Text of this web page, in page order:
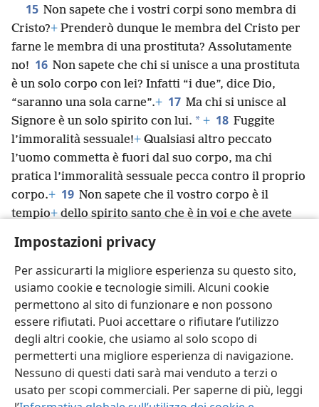
Impostazioni privacy
Per assicurarti la migliore esperienza su questo sito,
usiamo cookie e tecnologie simili. Alcuni cookie
permettono al sito di funzionare e non possono
essere rifiutati. Puoi accettare o rifiutare l’utilizzo
degli altri cookie, che usiamo al solo scopo di
permetterti una migliore esperienza di navigazione.
Nessuno di questi dati sarà mai venduto a terzi o
usato per scopi commerciali. Per saperne di più, leggi
15 Non sapete che i vostri corpi sono membra di
Cristo?+ Prenderò dunque le membra del Cristo per
farne le membra di una prostituta? Assolutamente
no! 16 Non sapete che chi si unisce a una prostituta
è un solo corpo con lei? Infatti “i due”, dice Dio,
“saranno una sola carne”.+ 17 Ma chi si unisce al
Signore è un solo spirito con lui. * + 18 Fuggite
l’immoralità sessuale!+ Qualsiasi altro peccato
l’uomo commetta è fuori dal suo corpo, ma chi
pratica l’immoralità sessuale pecca contro il proprio
corpo.+ 19 Non sapete che il vostro corpo è il
tempio+dello spirito santo che è in voi e che avete
stessi,+ 20 visto che siete stati comprati a caro
prezzo.+Perciò glorificate Dio+nel vostro corpo.+
Italiano Condividi Impostazioni
Copyright© 2026 Watch Tower Bible and Tract Society of Pennsylvania
Condizioni d’uso Informativa sulla privacy
Impostazioni privacy
JW.ORG
Accedi